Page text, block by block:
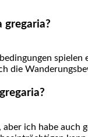
gregaria?
‍die
ich habe